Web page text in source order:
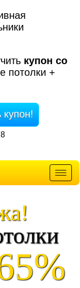
купон со
потолки +
купон!